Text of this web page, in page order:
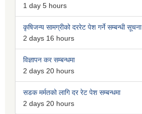
1 day 5 hours
कृषिजन्य सामग्रीको दररेट पेश गर्ने सम्बन्धी सूचना
2 days 16 hours
विज्ञापन कर सम्बन्धमा
2 days 20 hours
सडक मर्मतको लागि दर रेट पेश सम्बन्धमा
2 days 20 hours